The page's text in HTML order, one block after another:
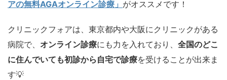
アの無料AGAオンライン診療」 がオススメです！
クリニックフォアは、東京都内や大阪にクリニックがある
病院で、 オンライン診療にも力を入れており、 全国のどこ
に住んでいても初診から自宅で診療を受けることが出来ま
す💡